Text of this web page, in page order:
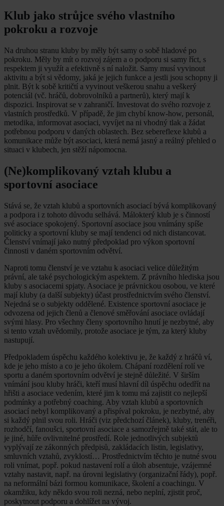
Klub jako strůjce svého vlastního
pokroku a rozvoje
Na druhou stranu kluby by měly být samy o sobě hladové po
pokroku. Měly by mít o rozvoj zájem a o podporu si samy říct, s
respektem ji využít a efektivně s ní naložit. Samy musí vyvinout
aktivitu a být si vědomy, jaká je jejich funkce a jestli jsou schopny ji
plnit. Být k sobě kritičtí a vyvinout veškerou snahu a veškerý
potenciál (vč. hráčů, dobrovolníků a partnerů), který mají k
dispozici. Inspirovat se v zahraničí. Investovat do svého rozvoje z
vlastních prostředků. V případě, že jim chybí know-how, personál,
metodika, informovat asociaci, vyvíjet na ni vhodný tlak a žádat
potřebnou podporu v daných oblastech. Bez sebereflexe klubů a
komunikace může být asociaci, která nemá jasný a reálný přehled o
situaci v klubech, jen stěží nápomocna.
(Ne)komplikovaný vztah klubu a
sportovní asociace
Stává se, že vztah klubů a sportovních asociací bývá komplikovaný
a podpora i z tohoto důvodu selhává. Málokterý klub je s činností
své asociace spokojený. Sportovní asociace jsou vnímány spíše
politicky a sportovní kluby se mají tendenci od nich distancovat.
Členství vnímají jako nutný předpoklad pro výkon sportovní
činnosti v daném sportovním odvětví.
Naproti tomu členství je ve vztahu k asociaci velice důležitým
právní, ale také psychologickým aspektem. Z právního hlediska jsou
kluby s asociacemi spjaty. Asociace je právnickou osobou, ve které
mají kluby (a další subjekty) účast prostřednictvím svého členství.
Nejedná se o subjekty oddělené. Existence sportovní asociace je
odvozena od jejich členů a členové směřování asociace ovládají
svými hlasy. Pro všechny členy sportovního hnutí je nezbytné, aby
si tento vztah uvědomily, protože asociace je tým, za který kluby
nastupují.
Předpokladem úspěchu každého kolektivu je, že každý z hráčů ví,
kde je jeho místo a co je jeho úkolem. Chápaní rozdělení rolí ve
sportu a daném sportovním odvětví je stejně důležité. V širším
vnímání jsou kluby hráči, kteří musí hlavní díl úspěchu odedřít na
hřišti a asociace vedením, které jim k tomu má zajistit co nejlepší
podmínky a potřebný coaching. Aby vztah klubů a sportovních
asociací nebyl komplikovaný a přispíval pokroku, je nezbytné, aby
si každý plnil svou roli. Hráči (viz předchozí článek), kluby, trenéři,
rozhodčí, fanoušci, sportovní asociace a samozřejmě také stát, ale to
je jiné, hůře ovlivnitelné prostředí. Role jednotlivých subjektů
vyplývají ze zákonných předpisů, zakládacích listin, legislativy,
smluvních vztahů, zvyklostí… Prostřednictvím těchto je nutné svou
roli vnímat, popř. pokud nastavení rolí a úloh absentuje, vzájemné
vztahy nastavit, např. na úrovni legislativy (organizační řády), popř.
na neformální bázi formou komunikace, školení a coachingu. V
okamžiku, kdy někdo svou roli nezná, nebo neplní, zjistit proč,
poskytnout podporu a dohlížet na vývoj.